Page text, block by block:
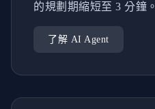
的規劃期縮短至 3 分鐘。
了解 AI Agent